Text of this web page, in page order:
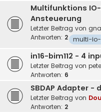
Multifunktions
Ansteuerung
Letzter Beitrag von
Antworten: 2 multi-
in16-bim112 - 4
Letzter Beitrag von
Antworten: 6
SBDAP Adapter
Letzter Beitrag von
Antworten: 2